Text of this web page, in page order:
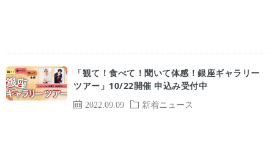
2022.09.09 新着ニュース
「観て！食べて！聞いて体感！銀座ギャラリー
ツアー」10/22開催 申込み受付中